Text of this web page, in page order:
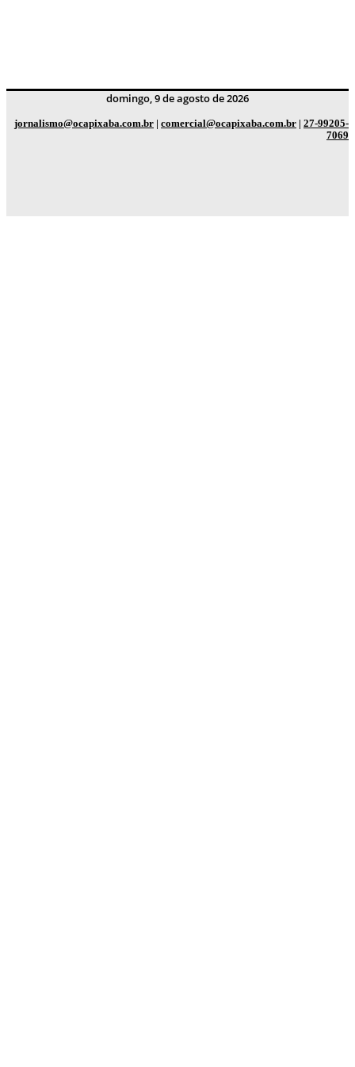
domingo, 9 de agosto de 2026
jornalismo@ocapixaba.com.br | comercial@ocapixaba.com.br | 27-99205-
7069